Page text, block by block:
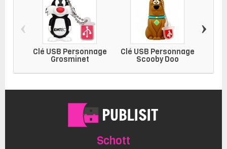
Clé USB Personnage
Grosminet
Clé USB Personnage
Scooby Doo
‹ ›
Schott